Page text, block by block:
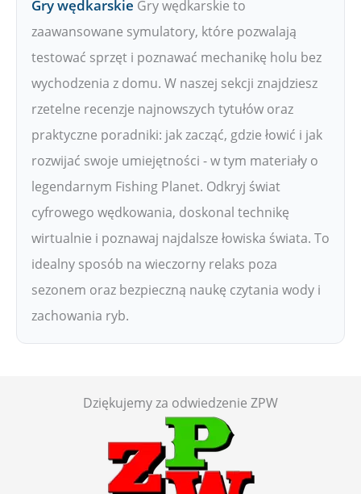
Gry wędkarskie Gry wędkarskie to
zaawansowane symulatory, które pozwalają
testować sprzęt i poznawać mechanikę holu bez
wychodzenia z domu. W naszej sekcji znajdziesz
rzetelne recenzje najnowszych tytułów oraz
praktyczne poradniki: jak zacząć, gdzie łowić i jak
rozwijać swoje umiejętności - w tym materiały o
legendarnym Fishing Planet. Odkryj świat
cyfrowego wędkowania, doskonal technikę
wirtualnie i poznawaj najdalsze łowiska świata. To
idealny sposób na wieczorny relaks poza
sezonem oraz bezpieczną naukę czytania wody i
zachowania ryb.
Dziękujemy za odwiedzenie ZPW